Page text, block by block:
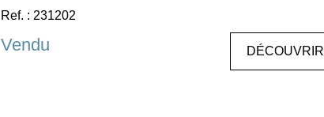
et WC indépendants, une pièce à vivre avec baie vitrée
donnant sur le balcon exposé plein sud, une cuisine
aménagée, 2 chambres avec rangements, une salle de
Ref. : 231202
Vendu DÉCOUVRIR